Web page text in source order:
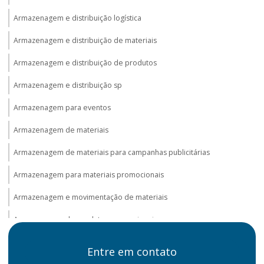
Armazenagem e distribuição logística
Armazenagem e distribuição de materiais
Armazenagem e distribuição de produtos
Armazenagem e distribuição sp
Armazenagem para eventos
Armazenagem de materiais
Armazenagem de materiais para campanhas publicitárias
Armazenagem para materiais promocionais
Armazenagem e movimentação de materiais
Armazenagem de produtos promocionais
Entre em contato